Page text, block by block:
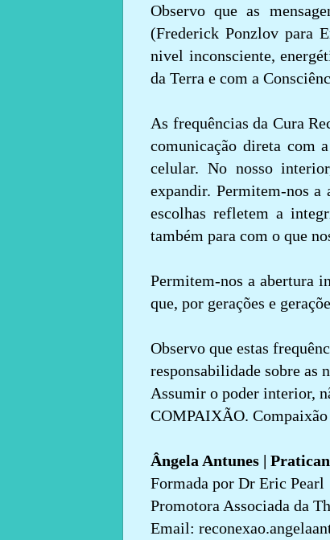
Observo que as
(Frederick Ponzlov para
nivel inconsciente,
da Terra e com a
As frequências da Cura
comunicação direta com
celular. No nosso
expandir. Permitem-nos a
escolhas refletem a
também para com o que
Permitem-nos a abertura
que, por gerações e
Observo que estas
responsabilidade sobre as
Assumir o poder interior,
COMPAIXÃO. Compaixão
Ângela Antunes |
Formada por Dr Eric Pearl
Promotora Associada da
Email: